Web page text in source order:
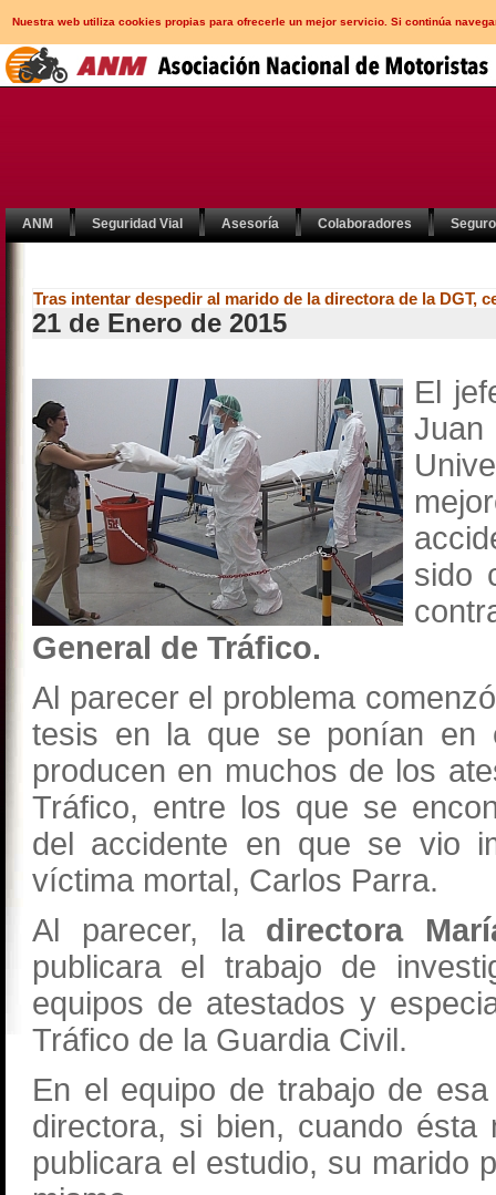
Nuestra web utiliza cookies propias para ofrecerle un mejor servicio. Si continúa
ANM Seguridad Vial Asesoría Colaboradores
Tras intentar despedir al marido de la directora de la DGT,
21 de Enero de 2015
El
sido
General de Tráfico.
Al parecer el problema
tesis en la que se ponían en
producen en muchos de los
Tráfico, entre los que se
del accidente en que se vio
víctima mortal, Carlos Parra.
Al parecer, la directora
publicara el trabajo de
equipos de atestados y
Tráfico de la Guardia Civil.
En el equipo de trabajo de
directora, si bien, cuando
publicara el estudio, su marido